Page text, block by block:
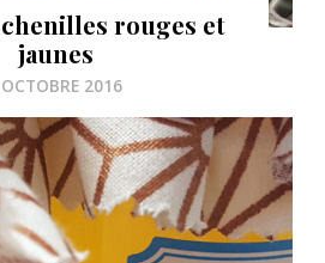
rouges et
jaunes
2016